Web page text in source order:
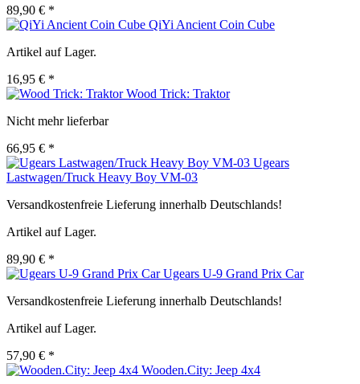
89,90 € *
QiYi Ancient Coin Cube
Artikel auf Lager.
16,95 € *
Wood Trick: Traktor
Nicht mehr lieferbar
66,95 € *
Ugears
Lastwagen/Truck Heavy Boy VM-03
Versandkostenfreie Lieferung innerhalb Deutschlands!
Artikel auf Lager.
89,90 € *
Ugears U-9 Grand Prix Car
Versandkostenfreie Lieferung innerhalb Deutschlands!
Artikel auf Lager.
57,90 € *
Wooden.City: Jeep 4x4